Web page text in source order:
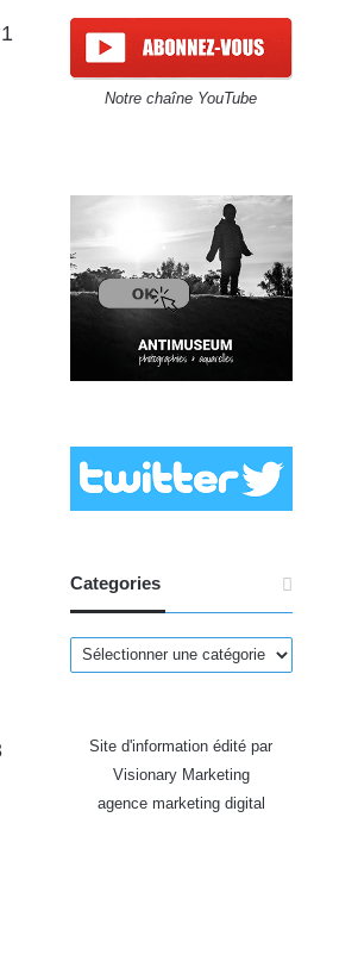
Notre chaîne YouTube
Categories
Categories
Site d'information édité par
Visionary Marketing
agence marketing digital